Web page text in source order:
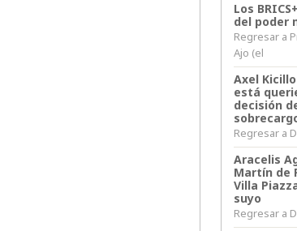
Los
del poder
Regresar a
Ajo (el
Axel
está
decisión
Regresar a
Aracelis
Martín de
Villa
suyo
Regresar a